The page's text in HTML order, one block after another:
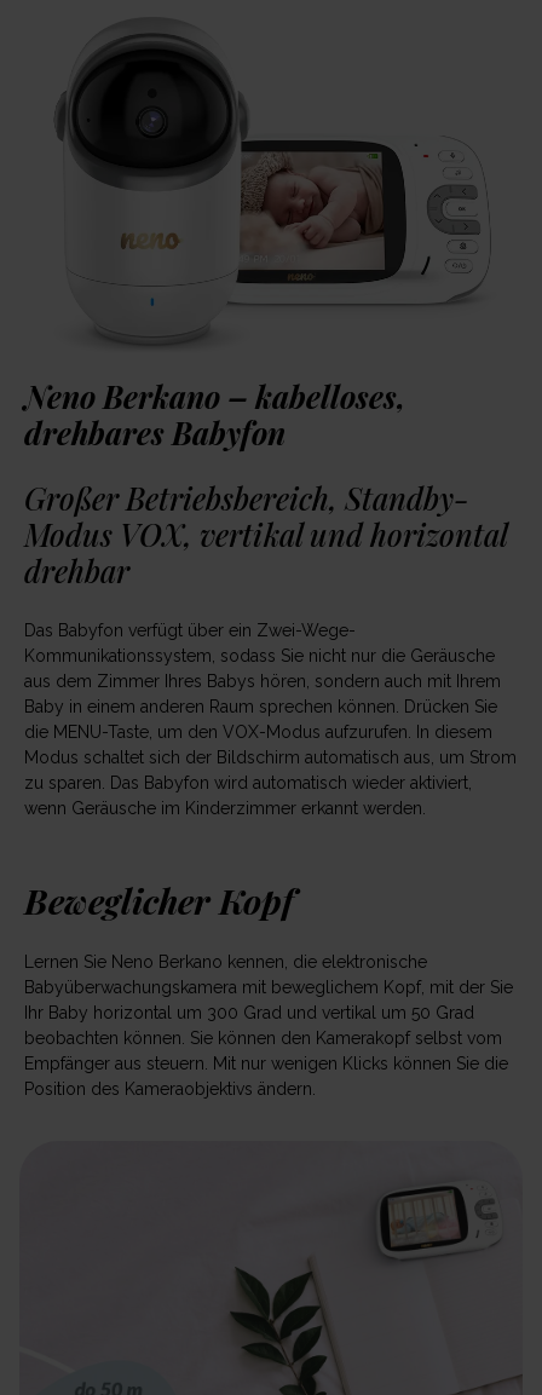
Neno Berkano – kabelloses,
drehbares Babyfon
Großer Betriebsbereich, Standby-
Modus VOX, vertikal und horizontal
drehbar
Das Babyfon verfügt über ein Zwei-Wege-
Kommunikationssystem, sodass Sie nicht nur die Geräusche
aus dem Zimmer Ihres Babys hören, sondern auch mit Ihrem
Baby in einem anderen Raum sprechen können. Drücken Sie
die MENU-Taste, um den VOX-Modus aufzurufen. In diesem
Modus schaltet sich der Bildschirm automatisch aus, um Strom
zu sparen. Das Babyfon wird automatisch wieder aktiviert,
wenn Geräusche im Kinderzimmer erkannt werden.
Beweglicher Kopf
Lernen Sie Neno Berkano kennen, die elektronische
Babyüberwachungskamera mit beweglichem Kopf, mit der Sie
Ihr Baby horizontal um 300 Grad und vertikal um 50 Grad
beobachten können. Sie können den Kamerakopf selbst vom
Empfänger aus steuern. Mit nur wenigen Klicks können Sie die
Position des Kameraobjektivs ändern.